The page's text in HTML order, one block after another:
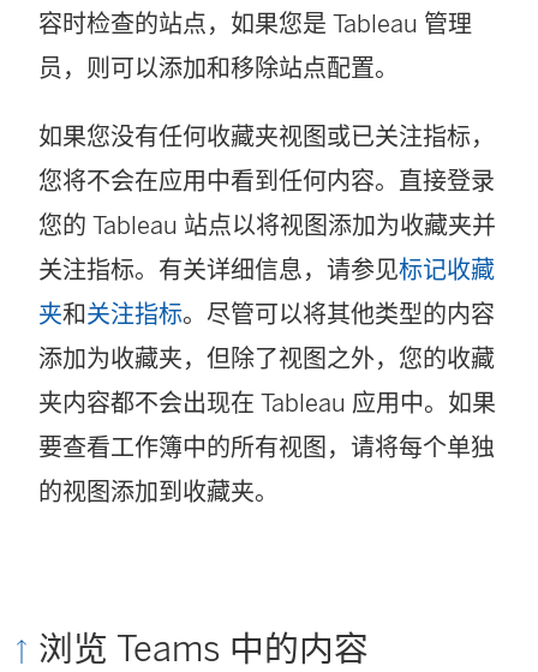
容时检查的站点，如果您是 Tableau 管理
员，则可以添加和移除站点配置。
如果您没有任何收藏夹视图或已关注指标，
您将不会在应用中看到任何内容。直接登录
您的 Tableau 站点以将视图添加为收藏夹并
关注指标。有关详细信息，请参见标记收藏
夹和关注指标。尽管可以将其他类型的内容
添加为收藏夹，但除了视图之外，您的收藏
夹内容都不会出现在 Tableau 应用中。如果
要查看工作簿中的所有视图，请将每个单独
的视图添加到收藏夹。
浏览 Teams 中的内容